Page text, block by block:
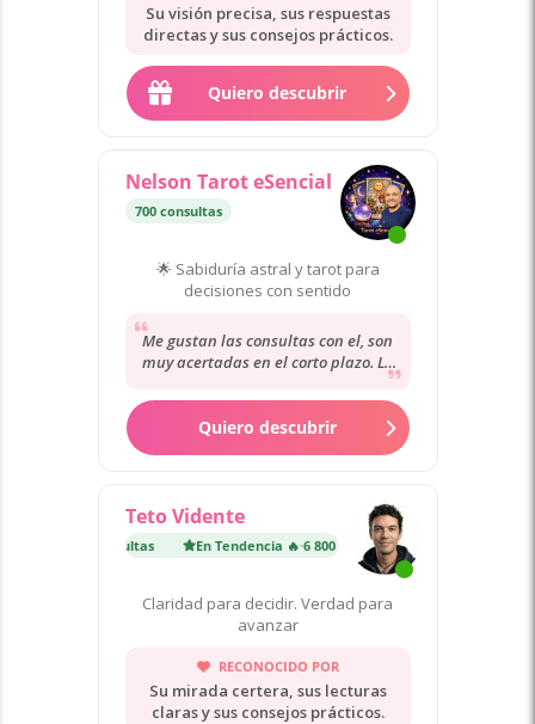
Su visión precisa, sus respuestas
directas y sus consejos prácticos.
Quiero descubrir
Nelson Tarot eSencial
700 consultas
🌟 Sabiduría astral y tarot para
decisiones con sentido
Me gustan las consultas con el, son
muy acertadas en el corto plazo. Lo
único mejorar algo la calidad de la
llamada....
Quiero descubrir
Teto Vidente
6 800 consultas En Tendencia 🔥 6 800 consultas
Claridad para decidir. Verdad para
avanzar
RECONOCIDO POR
Su mirada certera, sus lecturas
claras y sus consejos prácticos.